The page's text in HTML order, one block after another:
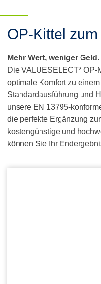
OP-Kittel
Mehr Wert, weniger Geld.
Die VALUESELECT* OP-
optimale Komfort zu
Standardausführung und
unsere EN 13795-
die perfekte Ergänzung
kostengünstige und
können Sie Ihr